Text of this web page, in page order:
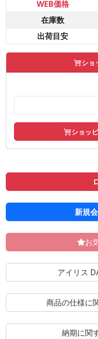
WEB価格
在庫数
出荷目安
ショ
ショッ
新規
お
アイリス
商品の仕様に
納期に関